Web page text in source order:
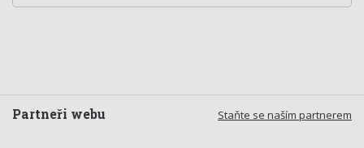
Staňte se naším partnerem
Partneři webu